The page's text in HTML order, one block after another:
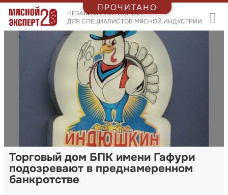
НЕЗАВИСИМЫЙ ПОРТАЛ
ДЛЯ СПЕЦИАЛИСТОВ МЯСНОЙ ИНДУСТРИИ
Торговый дом БПК имени Гафури
подозревают в преднамеренном
банкротстве
ПРОЧИТАНО